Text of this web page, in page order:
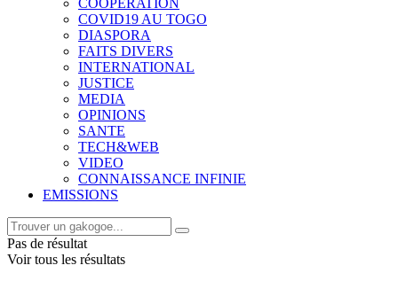
COOPERATION
COVID19 AU TOGO
DIASPORA
FAITS DIVERS
INTERNATIONAL
JUSTICE
MEDIA
OPINIONS
SANTE
TECH&WEB
VIDEO
CONNAISSANCE INFINIE
EMISSIONS
Pas de résultat
Voir tous les résultats